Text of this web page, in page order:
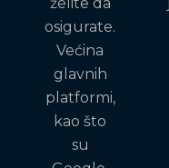
osigurate.
Većina
glavnih
platformi,
kao što
su